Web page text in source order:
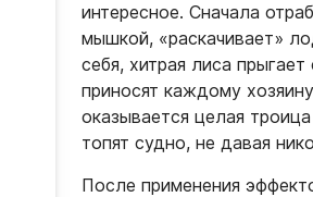
интересное. Сначала
мышкой, «раскачивает»
себя, хитрая лиса
приносят каждому
оказывается целая
топят судно, не давая
После применения